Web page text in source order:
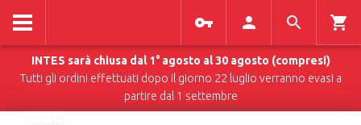
INTES sarà chiusa dal 1° agosto al 30 agosto (compresi)
Tutti gli ordini effettuati dopo il giorno 22 luglio verranno evasi a
partire dal 1 settembre